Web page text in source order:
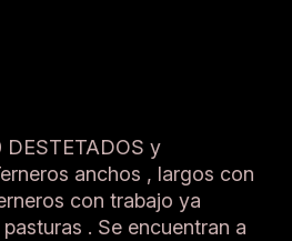
y
anchos , largos con
con trabajo ya
. Se encuentran a